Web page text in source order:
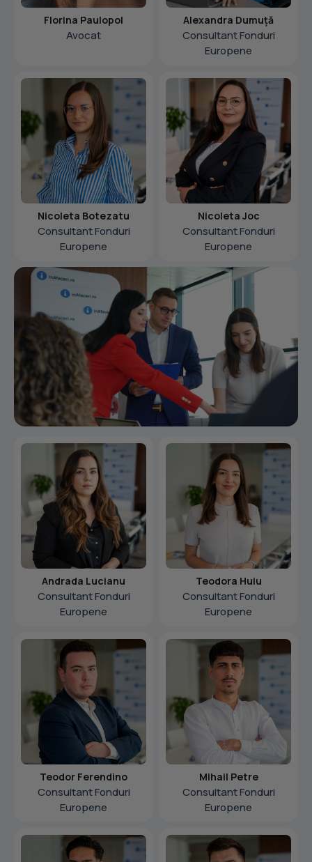
Florina Paulopol
Avocat
Alexandra Dumuță
Consultant Fonduri
Europene
Nicoleta Botezatu
Consultant Fonduri
Europene
Nicoleta Joc
Consultant Fonduri
Europene
Andrada Lucianu
Consultant Fonduri
Europene
Teodora Huiu
Consultant Fonduri
Europene
Teodor Ferendino
Consultant Fonduri
Europene
Mihail Petre
Consultant Fonduri
Europene